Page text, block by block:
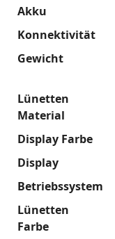
Akku
Konnektivität
Gewicht
Lünetten
Material
Display Farbe
Display
Betriebssystem
Lünetten
Farbe